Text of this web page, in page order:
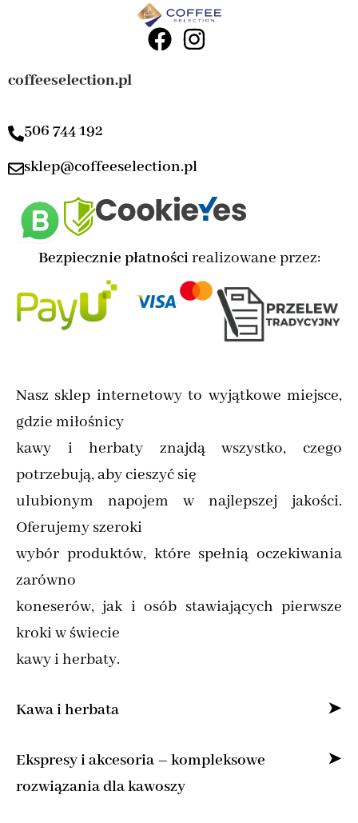
coffeeselection.pl
506 744 192
sklep@coffeeselection.pl
Bezpiecznie płatnościrealizowane przez:
Nasz sklep internetowy to wyjątkowe miejsce,
gdzie miłośnicy
kawy i herbaty znajdą wszystko, czego
potrzebują, aby cieszyć się
ulubionym napojem w najlepszej jakości.
Oferujemy szeroki
wybór produktów, które spełnią oczekiwania
zarówno
koneserów, jak i osób stawiających pierwsze
kroki w świecie
kawy i herbaty.
Kawa i herbata
Specjalizujemy się w sprzedaży kawy ziarnistej
i mielonej online,
Ekspresy i akcesoria – kompleksowe
rozwiązania dla kawoszy